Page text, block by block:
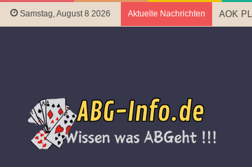
Samstag, August 8 2026 Aktuelle Nachrichten AOK